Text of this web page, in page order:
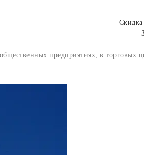
предприятиях, в торговых